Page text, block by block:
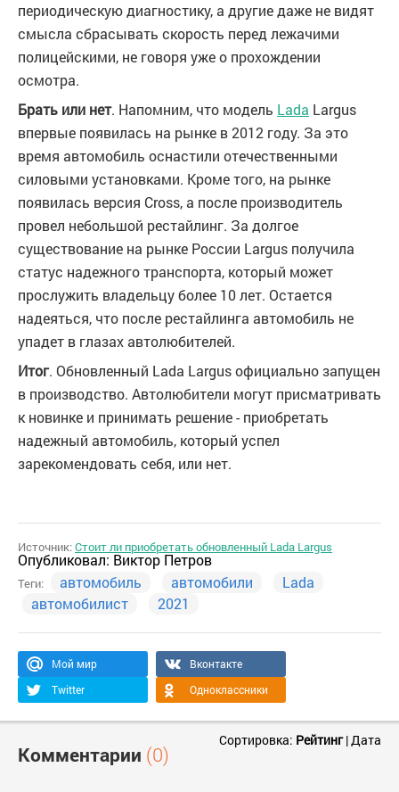
периодическую диагностику, а другие даже не видят
смысла сбрасывать скорость перед лежачими
полицейскими, не говоря уже о прохождении
осмотра.
Брать или нет. Напомним, что модель Lada Largus
впервые появилась на рынке в 2012 году. За это
время автомобиль оснастили отечественными
силовыми установками. Кроме того, на рынке
появилась версия Cross, а после производитель
провел небольшой рестайлинг. За долгое
существование на рынке России Largus получила
статус надежного транспорта, который может
прослужить владельцу более 10 лет. Остается
надеяться, что после рестайлинга автомобиль не
упадет в глазах автолюбителей.
Итог. Обновленный Lada Largus официально запущен
в производство. Автолюбители могут присматривать
к новинке и принимать решение - приобретать
надежный автомобиль, который успел
зарекомендовать себя, или нет.
Источник:Стоит ли приобретать обновленный Lada Largus
Опубликовал: Виктор Петров
Теги: автомобиль автомобили
Lada
автомобилист
2021
Мой мир
Вконтакте
Twitter
Одноклассники
Комментарии (0)
Сортировка: Рейтинг|Дата